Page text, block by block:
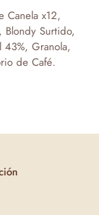
Canela x12,
Blondy Surtido,
43%, Granola,
de Café.